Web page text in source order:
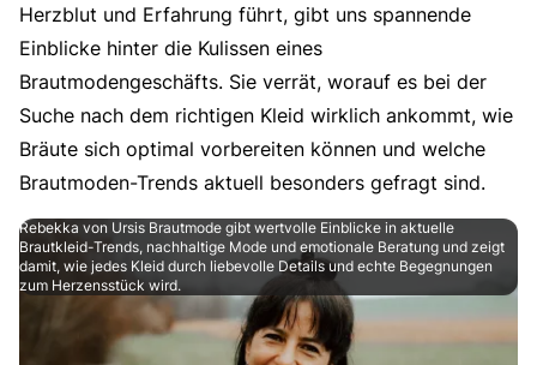
Herzblut und Erfahrung führt, gibt uns spannende
Einblicke hinter die Kulissen eines
Brautmodengeschäfts. Sie verrät, worauf es bei der
Suche nach dem richtigen Kleid wirklich ankommt, wie
Bräute sich optimal vorbereiten können und welche
Brautmoden-Trends aktuell besonders gefragt sind.
Rebekka von Ursis Brautmode gibt wertvolle Einblicke in aktuelle
Brautkleid-Trends, nachhaltige Mode und emotionale Beratung und zeigt
damit, wie jedes Kleid durch liebevolle Details und echte Begegnungen
zum Herzensstück wird.